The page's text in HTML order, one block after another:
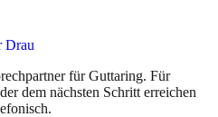
Drau
für Guttaring. Für
dem nächsten Schritt erreichen